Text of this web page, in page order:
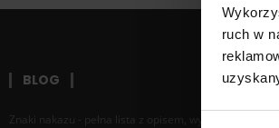
ruch w
BLOG
Znaki nakazu - pełna lista z opisem, wyglądem i